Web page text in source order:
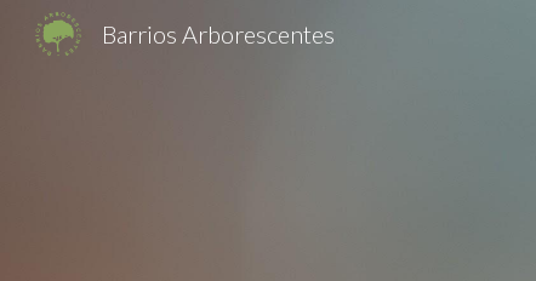
Barrios Arborescentes